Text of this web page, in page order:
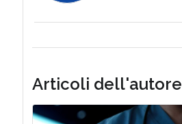
Articoli dell'autore